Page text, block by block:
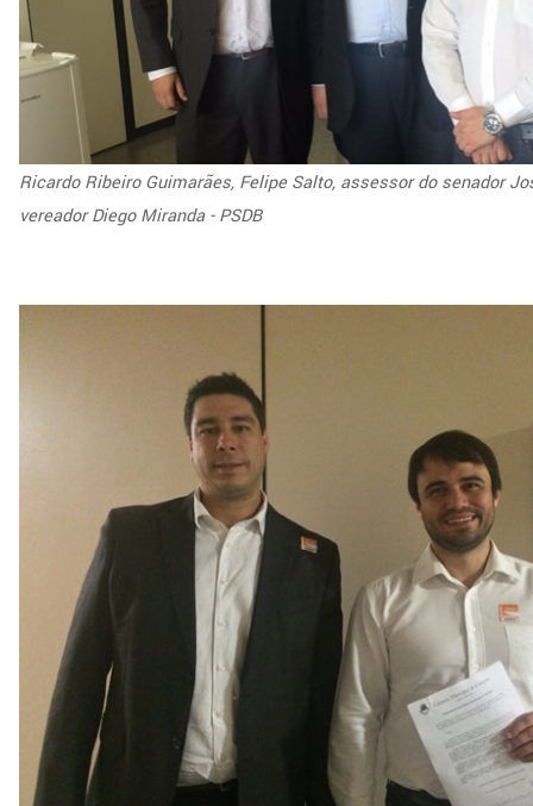
Ricardo Ribeiro Guimarães, Felipe Salto, assessor do senador
vereador Diego Miranda - PSDB